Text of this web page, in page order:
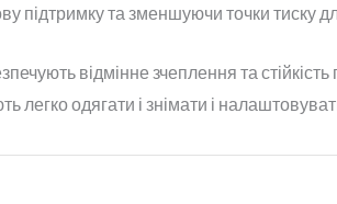
та зменшуючи точки тиску
відмінне зчеплення та
легко одягати і знімати і